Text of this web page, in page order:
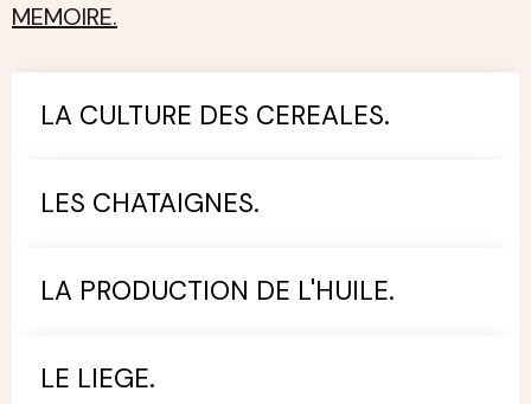
MEMOIRE.
LA CULTURE DES CEREALES.
LES CHATAIGNES.
LA PRODUCTION DE L'HUILE.
LE LIEGE.